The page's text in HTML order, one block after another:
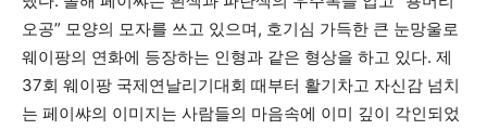
오공” 모양의 모자를 쓰고 있으며, 호기심 가득한 큰 눈망울로
웨이팡의 연화에 등장하는 인형과 같은 형상을 하고 있다. 제
37회 웨이팡 국제연날리기대회 때부터 활기차고 자신감 넘치
는 페이쌰의 이미지는 사람들의 마음속에 이미 깊이 각인되었